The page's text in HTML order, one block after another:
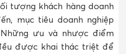
tượng khách hàng doanh
mục tiêu doanh nghiệp
ưu và nhược điểm
được khai thác triệt để